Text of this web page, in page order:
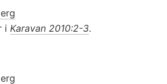
i Karavan 2010:2-3.